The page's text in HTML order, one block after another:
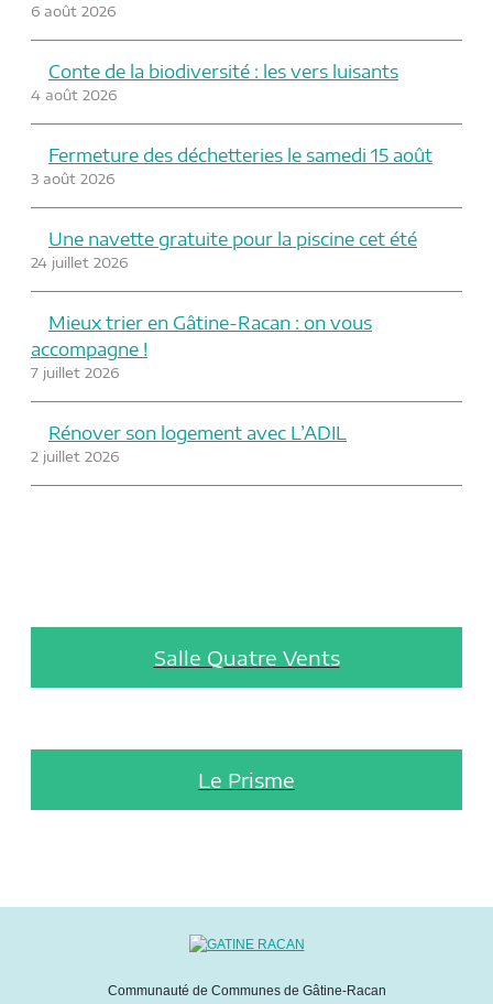
6 août 2026
Conte de la biodiversité : les vers luisants
4 août 2026
Fermeture des déchetteries le samedi 15 août
3 août 2026
Une navette gratuite pour la piscine cet été
24 juillet 2026
Mieux trier en Gâtine-Racan : on vous
accompagne !
7 juillet 2026
Rénover son logement avec L’ADIL
2 juillet 2026
Salle Quatre Vents
Le Prisme
Communauté de Communes de Gâtine-Racan